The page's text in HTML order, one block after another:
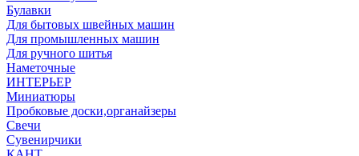
Булавки
Для бытовых швейных машин
Для промышленных машин
Для ручного шитья
Наметочные
ИНТЕРЬЕР
Миниатюры
Пробковые доски,органайзеры
Свечи
Сувенирчики